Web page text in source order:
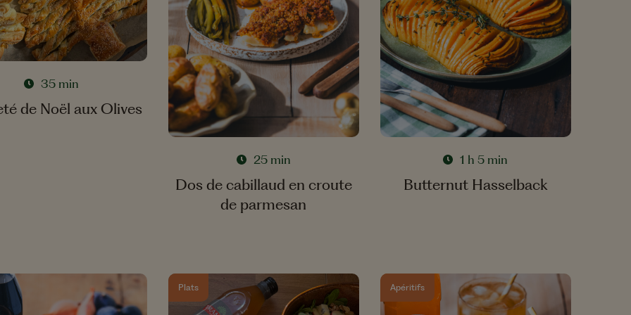
35 min
de Noël aux Olives
25 min
Dos de cabillaud en croute
de parmesan
1 h 5 min
Butternut Hasselback
Plats Apéritifs